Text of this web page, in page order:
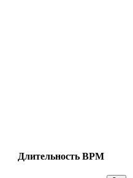
Длительность BPM